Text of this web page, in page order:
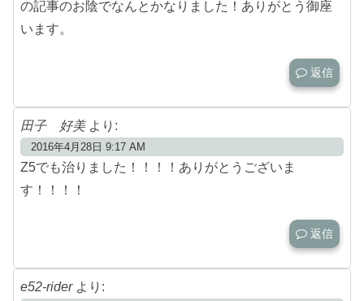
の記事のお陰でなんとかなりました！ありがとう御座
います。
返信
田子 好美 より:
2016年4月28日 9:17 AM
Z5でも治りました！！！！ありがとうございま
す！！！！
返信
e52-rider より: